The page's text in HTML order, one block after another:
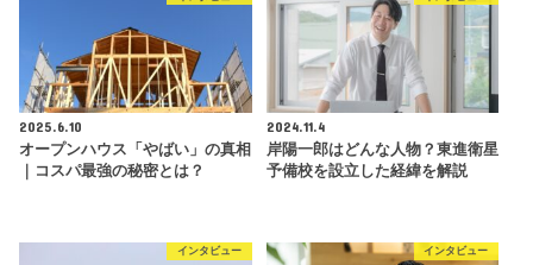
2025.6.10
オープンハウス「やばい」の真相
｜コスパ最強の秘密とは？
2024.11.4
岸陽一郎はどんな人物？東進衛星
予備校を設立した経緯を解説
インタビュー インタビュー